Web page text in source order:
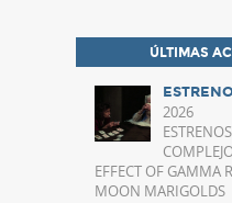
ÚLTIMAS
2026
EFFECT OF GAMMA
MOON MARIGOLDS